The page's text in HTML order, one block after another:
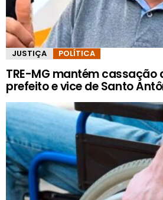
JUSTIÇA POLÍTICA
TRE-MG mantém
prefeito e vice de Santo